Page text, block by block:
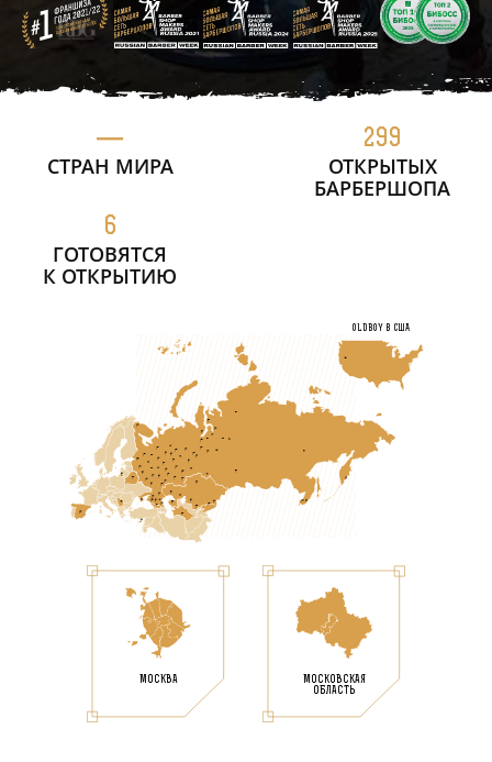
—
СТРАН МИРА
299
ОТКРЫТЫХ
БАРБЕРШОПА
6
ГОТОВЯТСЯ
К ОТКРЫТИЮ
МОСКВА
МОСКОВСКАЯ
ОБЛАСТЬ
OLDBOY в США